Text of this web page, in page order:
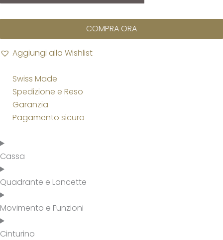
COMPRA ORA
Aggiungi alla Wishlist
Swiss Made
Spedizione e Reso
Garanzia
Pagamento sicuro
Cassa
Quadrante e Lancette
Movimento e Funzioni
Cinturino